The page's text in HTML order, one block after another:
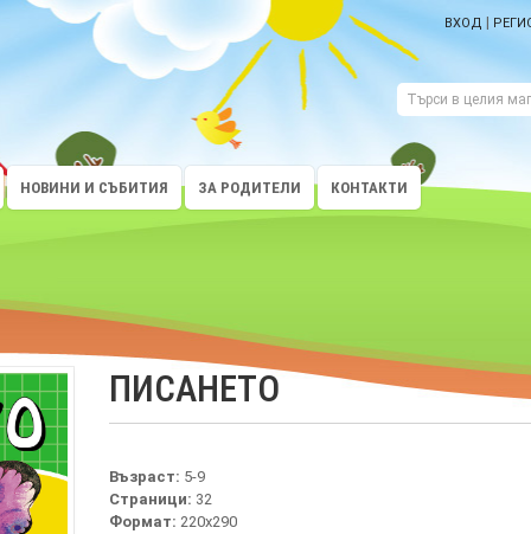
ВХОД |
НОВИНИ И СЪБИТИЯ ЗА РОДИТЕЛИ КОНТАКТИ
ПИСАНЕТО
Възраст: 5-9
Страници: 32
Формат: 220х290